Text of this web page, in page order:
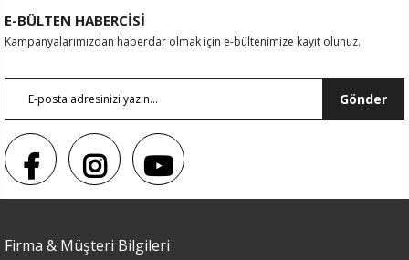
Renk
Siyah
E-BÜLTEN HABERCİSİ
Kampanyalarımızdan haberdar olmak için e-bültenimize kayıt olunuz.
Gönder
Firma & Müşteri Bilgileri